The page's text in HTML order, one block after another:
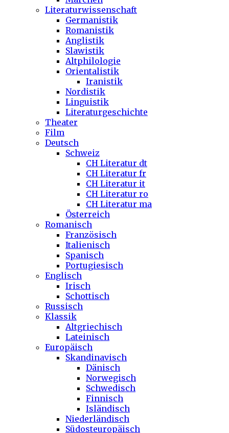
Literaturwissenschaft
Germanistik
Romanistik
Anglistik
Slawistik
Altphilologie
Orientalistik
Iranistik
Nordistik
Linguistik
Literaturgeschichte
Theater
Film
Deutsch
Schweiz
CH Literatur dt
CH Literatur fr
CH Literatur it
CH Literatur ro
CH Literatur ma
Österreich
Romanisch
Französisch
Italienisch
Spanisch
Portugiesisch
Englisch
Irisch
Schottisch
Russisch
Klassik
Altgriechisch
Lateinisch
Europäisch
Skandinavisch
Dänisch
Norwegisch
Schwedisch
Finnisch
Isländisch
Niederländisch
Südosteuropäisch